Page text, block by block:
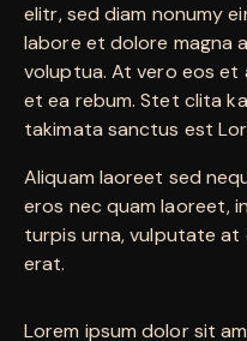
elitr, sed diam nonumy
labore et dolore magna
voluptua. At vero eos
et ea rebum. Stet clita
takimata sanctus est
Aliquam laoreet sed
eros nec quam laoreet,
turpis urna, vulputate
erat.
Lorem ipsum dolor sit